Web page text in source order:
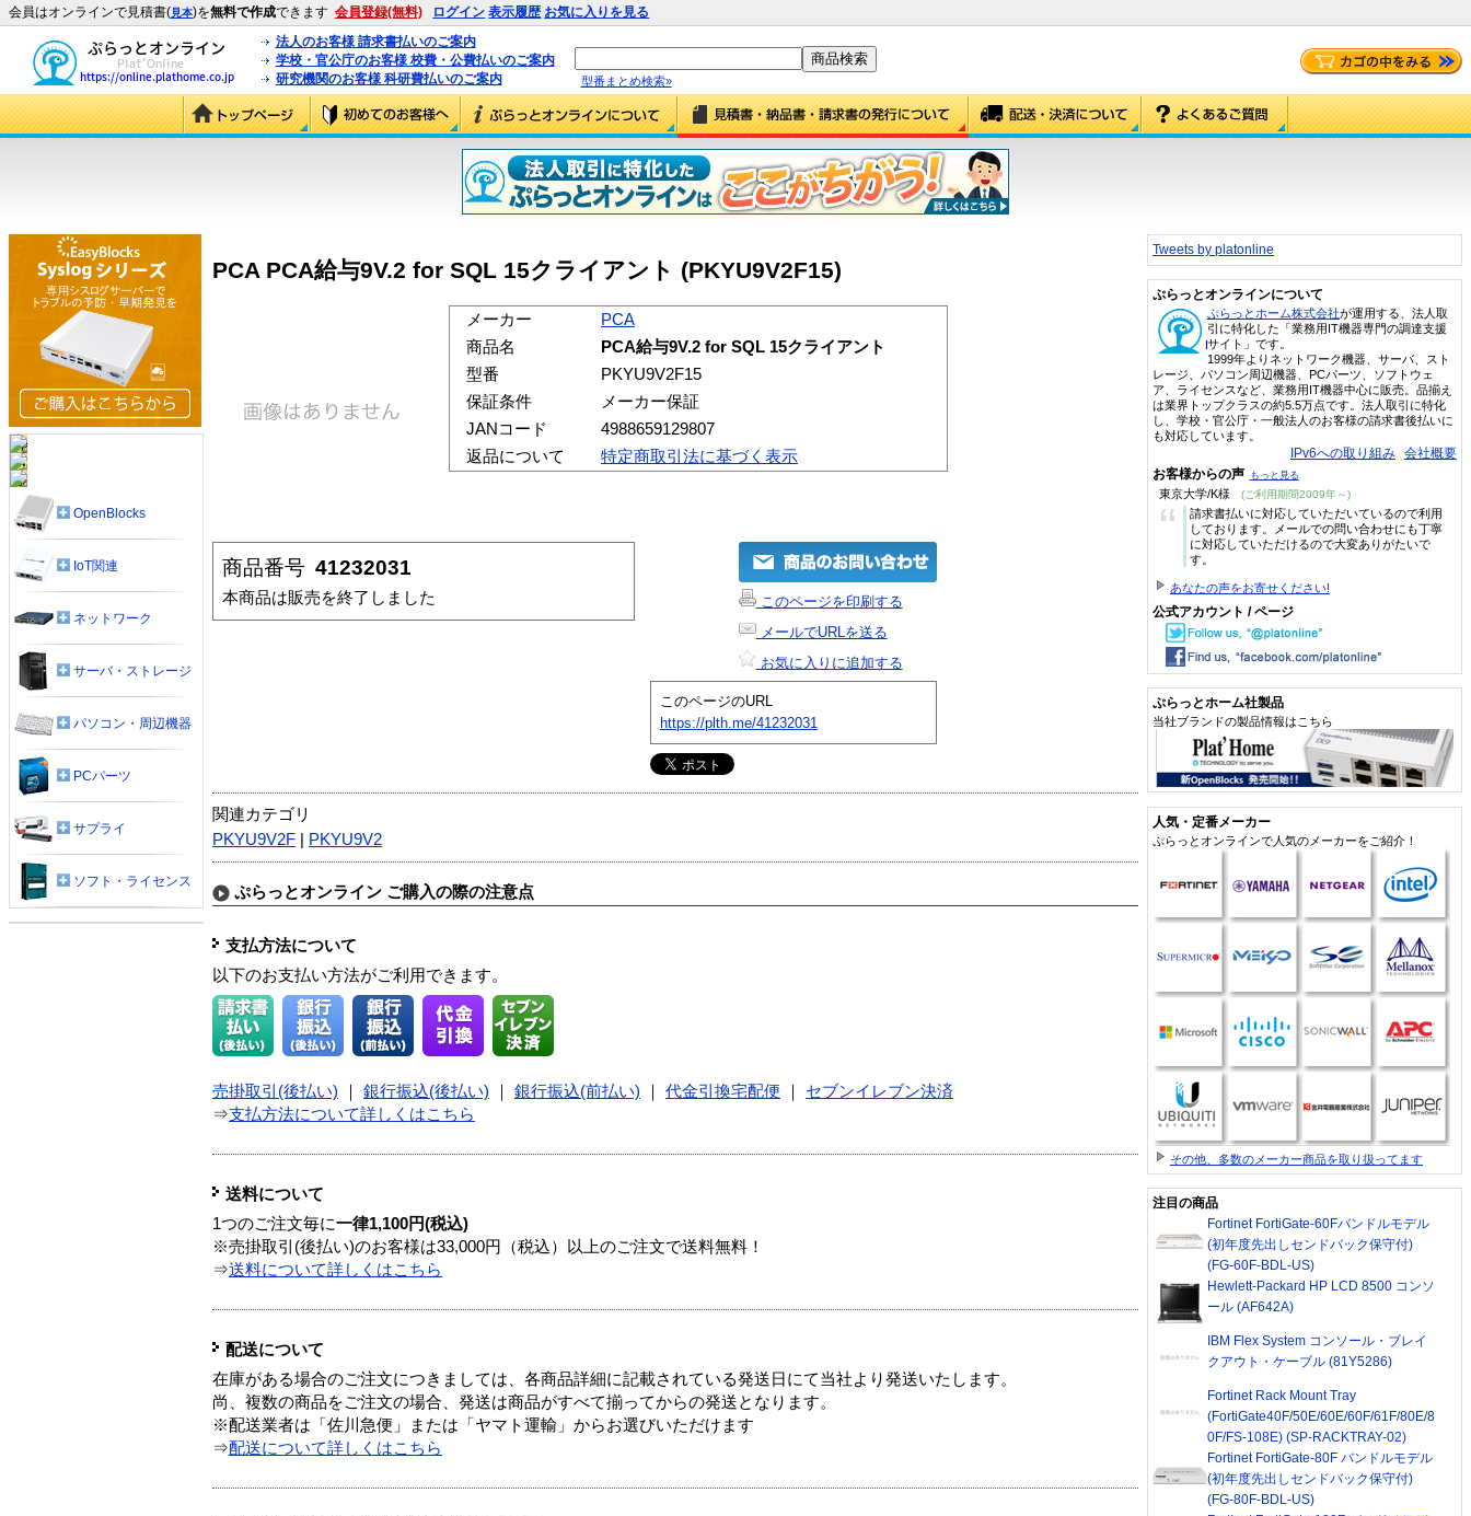
会員はオンラインで見積書(見本)を無料で作成できます 会員登録(無料) ログイン 表示履歴 お気に入りを見る
法人のお客様 請求書払いのご案内
学校・官公庁のお客様 校費・公費払いのご案内
研究機関のお客様 科研費払いのご案内
型番まとめ検索»
PCA PCA給与9V.2 for SQL 15クライアント (PKYU9V2F15)
メーカー
PCA
商品名
PCA給与9V.2 for SQL 15クライアント
型番
PKYU9V2F15
保証条件
メーカー保証
JANコード
4988659129807
返品について
特定商取引法に基づく表示
商品番号 41232031
本商品は販売を終了しました
このページを印刷する
メールでURLを送る
お気に入りに追加する
このページのURL
https://plth.me/41232031
関連カテゴリ
PKYU9V2F
PKYU9V2
ぷらっとオンライン ご購入の際の注意点
支払方法について
以下のお支払い方法がご利用できます。
売掛取引(後払い) 銀行振込(後払い) 銀行振込(前払い) 代金引換宅配便
セブンイレブン決済
⇒支払方法について詳しくはこちら
送料について
1つのご注文毎に一律1,100円(税込)
※売掛取引(後払い)のお客様は33,000円（税込）以上のご注文で送料無料！
⇒送料について詳しくはこちら
配送について
在庫がある場合のご注文につきましては、各商品詳細に記載されている発送日にて当社より発送いたします。
尚、複数の商品をご注文の場合、発送は商品がすべて揃ってからの発送となります。
※配送業者は「佐川急便」または「ヤマト運輸」からお選びいただけます
⇒配送について詳しくはこちら
OpenBlocks
IoT関連
ネットワーク
サーバ・ストレージ
パソコン・周辺機器
PCパーツ
サプライ
ソフト・ライセンス
Tweets by platonline
ぷらっとオンラインについて
ぷらっとホーム株式会社が運用する、法人取
引に特化した「業務用IT機器専門の調達支援
サイト」です。
1999年よりネットワーク機器、サーバ、スト
レージ、パソコン周辺機器、PCパーツ、ソフトウェ
ア、ライセンスなど、業務用IT機器中心に販売。品揃え
は業界トップクラスの約5.5万点です。法人取引に特化
し、学校・官公庁・一般法人のお客様の請求書後払いに
も対応しています。
IPv6への取り組み 会社概要
お客様からの声 もっと見る
東京大学/K様 (ご利用期間2009年～)
“
請求書払いに対応していただいているので利用
しております。メールでの問い合わせにも丁寧
に対応していただけるので大変ありがたいで
す。
あなたの声をお寄せください!
公式アカウント / ページ
ぷらっとホーム社製品
当社ブランドの製品情報はこちら
人気・定番メーカー
ぷらっとオンラインで人気のメーカーをご紹介！
その他、多数のメーカー商品を取り扱ってます
注目の商品
Fortinet FortiGate-60Fバンドルモデル
(初年度先出しセンドバック保守付)
(FG-60F-BDL-US)
Hewlett-Packard HP LCD 8500 コンソ
ール (AF642A)
IBM Flex System コンソール・ブレイ
クアウト・ケーブル (81Y5286)
Fortinet Rack Mount Tray
(FortiGate40F/50E/60E/60F/61F/80E/8
0F/FS-108E) (SP-RACKTRAY-02)
Fortinet FortiGate-80F バンドルモデル
(初年度先出しセンドバック保守付)
(FG-80F-BDL-US)